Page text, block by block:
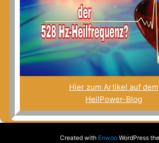
Hier zum Artikel auf dem
HeilPower-Blog
Created with EnwooWordPress